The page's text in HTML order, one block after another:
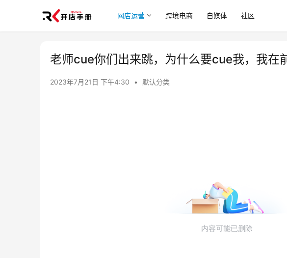
网店运营 跨境电商 自媒体 社区
老师cue你们出来跳，为什么要cue我，我在
2023年7月21日 下午4:30 • 默认分类